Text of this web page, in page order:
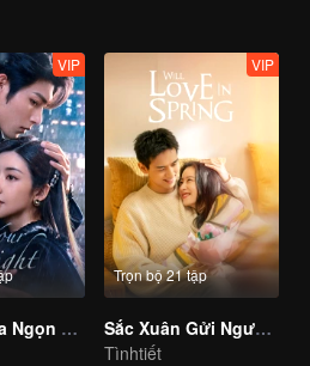
nghiệp, đồng thời chung tay
VIP
Anh Ấy Tựa Ngọn Lửa
Trọn bộ 21 tập
VIP
Sắc Xuân Gửi Người Tình
Tìnhtiết